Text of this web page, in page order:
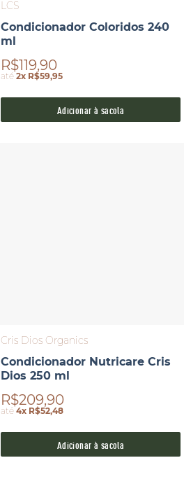
LCS
Condicionador Coloridos 240
ml
R$119,90
até 2x R$59,95
Adicionar à sacola
Cris Dios Organics
Condicionador Nutricare Cris
Dios 250 ml
R$209,90
até 4x R$52,48
Adicionar à sacola